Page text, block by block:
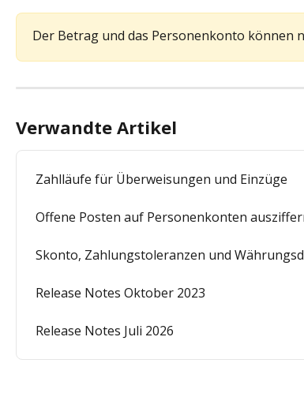
Der Betrag und das Personenkonto können
Verwandte Artikel
Zahlläufe für Überweisungen und Einzüge
Offene Posten auf Personenkonten
Skonto, Zahlungstoleranzen und
Release Notes Oktober 2023
Release Notes Juli 2026